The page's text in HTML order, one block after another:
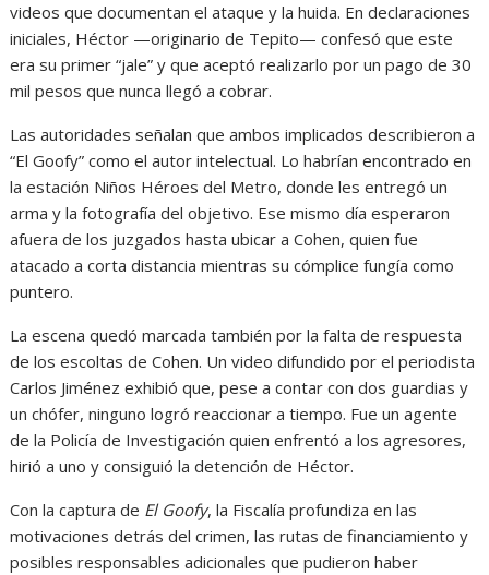
videos que documentan el ataque y la huida. En declaraciones
iniciales, Héctor —originario de Tepito— confesó que este
era su primer “jale” y que aceptó realizarlo por un pago de 30
mil pesos que nunca llegó a cobrar.
Las autoridades señalan que ambos implicados describieron a
“El Goofy” como el autor intelectual. Lo habrían encontrado en
la estación Niños Héroes del Metro, donde les entregó un
arma y la fotografía del objetivo. Ese mismo día esperaron
afuera de los juzgados hasta ubicar a Cohen, quien fue
atacado a corta distancia mientras su cómplice fungía como
puntero.
La escena quedó marcada también por la falta de respuesta
de los escoltas de Cohen. Un video difundido por el periodista
Carlos Jiménez exhibió que, pese a contar con dos guardias y
un chófer, ninguno logró reaccionar a tiempo. Fue un agente
de la Policía de Investigación quien enfrentó a los agresores,
hirió a uno y consiguió la detención de Héctor.
Con la captura de El Goofy, la Fiscalía profundiza en las
motivaciones detrás del crimen, las rutas de financiamiento y
posibles responsables adicionales que pudieron haber